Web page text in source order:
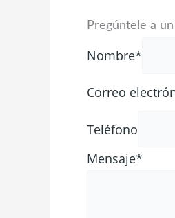
Pregúntele a
Nombre*
Correo
Teléfono
Mensaje*